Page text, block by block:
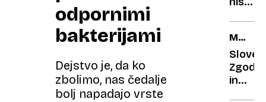
odpornimi
bakterijami
Dejstvo je, da ko
zbolimo, nas čedalje
bolj napadajo vrste
ropa
muzeja
na
MED
LJUDMI
in